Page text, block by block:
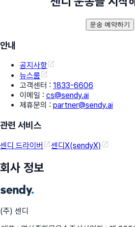
운송 예약하기
안내
공지사항
뉴스룸
고객센터 : 1833-6606
이메일 : cs@sendy.ai
제휴문의 : partner@sendy.ai
관련 서비스
센디 드라이버 센디X(sendyX)
회사 정보
(주) 센디